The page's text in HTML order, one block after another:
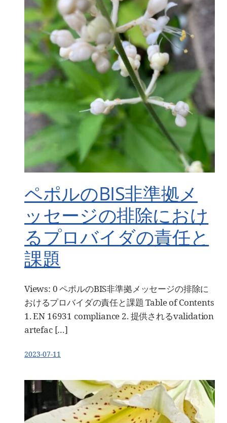
ペポルのBIS非準拠メ
ッセージの排除におけ
るプロバイダの責任と
課題
Views: 0 ペポルのBIS非準拠メッセージの排除に
おけるプロバイダの責任と課題 Table of Contents
1. EN 16931 compliance 2. 提供されるvalidation
artefac […]
2023-07-11